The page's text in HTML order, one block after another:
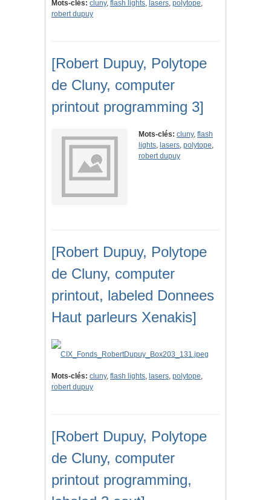
Mots-clés: cluny, flash lights, lasers, polytope,
robert dupuy
[Robert Dupuy, Polytope
de Cluny, computer
printout programming 3]
Mots-clés: cluny, flash
lights, lasers, polytope,
robert dupuy
[Robert Dupuy, Polytope
de Cluny, computer
printout, labeled Donnees
Haut parleurs Xenakis]
Mots-clés: cluny, flash lights, lasers, polytope,
robert dupuy
[Robert Dupuy, Polytope
de Cluny, computer
printout programming,